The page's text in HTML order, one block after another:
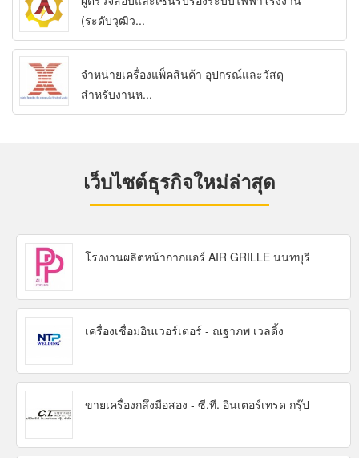
(ระดับวุฒิว...
จำหน่ายเครื่องแพ็คสินค้า อุปกรณ์และวัสดุ
สำหรับงานห...
เว็บไซต์ธุรกิจใหม่ล่าสุด
โรงงานผลิตหน้ากากแอร์ AIR GRILLE นนทบุรี
เครื่องเชื่อมอินเวอร์เตอร์ - ณฐาภพ เวลดิ้ง
ขายเครื่องกลึงมือสอง - ซี.ที. อินเตอร์เทรด กรุ๊ป